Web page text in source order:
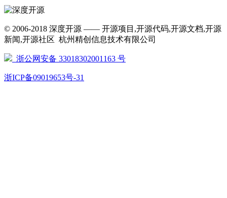
© 2006-2018 深度开源 —— 开源项目,开源代码,开源文档,开源
新闻,开源社区 杭州精创信息技术有限公司
浙公网安备 33018302001163 号
浙ICP备09019653号-31